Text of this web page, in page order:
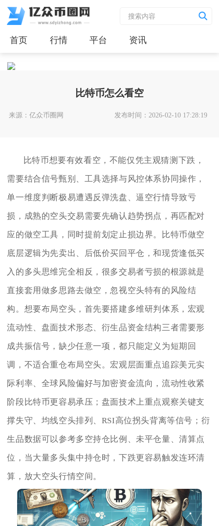
首页 行情 平台 资讯
比特币怎么看空
来源：亿众币圈网 发布时间：2026-02-10 17:28:19
比特币想要有效看空，不能仅凭主观猜测下跌，
需要结合信号甄别、工具选择与风控体系协同操作，
单一维度判断极易遭遇反弹洗盘、逼空行情导致亏
损，成熟的空头交易需要先确认趋势拐点，再匹配对
应的做空工具，同时提前划定止损边界。比特币做空
底层逻辑为先卖出、后低价买回平仓，和现货逢低买
入的多头思维完全相反，很多交易者亏损的根源就是
直接套用做多思路去做空，忽视空头特有的风险结
构。想要布局空头，首先要搭建多维研判体系，宏观
流动性、盘面技术形态、衍生品资金结构三者需要形
成共振信号，缺少任意一项，都只能定义为短期回
调，不适合重仓布局空头。宏观层面重点追踪美元实
际利率、全球风险偏好与加密资金流向，流动性收紧
阶段比特币更容易承压；盘面技术上重点观察关键支
撑失守、均线空头排列、RSI高位拐头背离等信号；衍
生品数据可以参考多空持仓比例、未平仓量、清算点
位，当大量多头集中持仓时，下跌更容易触发连环清
算，放大空头行情空间。